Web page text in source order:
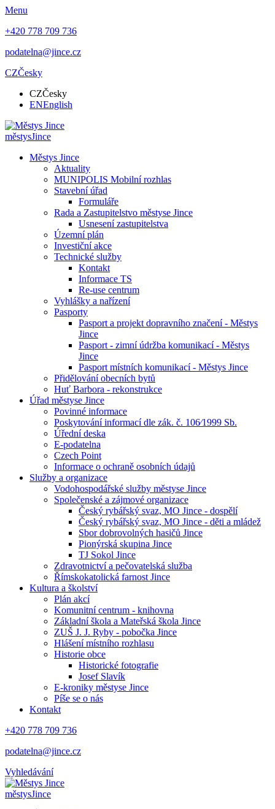
Menu
+420 778 709 736
podatelna@jince.cz
CZČesky
CZČesky
ENEnglish
městysJince
Městys Jince
Aktuality
MUNIPOLIS Mobilní rozhlas
Stavební úřad
Formuláře
Rada a Zastupitelstvo městyse Jince
Usnesení zastupitelstva
Územní plán
Investiční akce
Technické služby
Kontakt
Informace TS
Re-use centrum
Vyhlášky a nařízení
Pasporty
Pasport a projekt dopravního značení - Městys
Jince
Pasport - zimní údržba komunikací - Městys
Jince
Pasport místních komunikací - Městys Jince
Přidělování obecních bytů
Huť Barbora - rekonstrukce
Úřad městyse Jince
Povinné informace
Poskytování informací dle zák. č. 106⁄1999 Sb.
Úřední deska
E-podatelna
Czech Point
Informace o ochraně osobních údajů
Služby a organizace
Vodohospodářské služby městyse Jince
Společenské a zájmové organizace
Český rybářský svaz, MO Jince - dospělí
Český rybářský svaz, MO Jince - děti a mládež
Sbor dobrovolných hasičů Jince
Pionýrská skupina Jince
TJ Sokol Jince
Zdravotnictví a pečovatelská služba
Římskokatolická farnost Jince
Kultura a školství
Plán akcí
Komunitní centrum - knihovna
Základní škola a Mateřská škola Jince
ZUŠ J. J. Ryby - pobočka Jince
Hlášení místního rozhlasu
Historie obce
Historické fotografie
Josef Slavík
E-kroniky městyse Jince
Píše se o nás
Kontakt
+420 778 709 736
podatelna@jince.cz
Vyhledávání
městysJince